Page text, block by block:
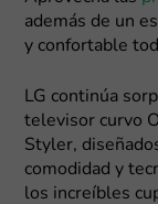
además de un
y confortable
LG continúa
televisor curvo
Styler,
comodidad y
los increíbles